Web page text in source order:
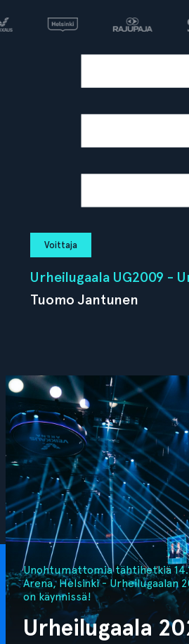
Voittaja
Urheilugaala UG2009 -
Tuomo Jantunen
Unohtumattomia tähtihetkiä
Arena, Helsinki - Urheilugaalan
on käynnissä!
Urheilugaala